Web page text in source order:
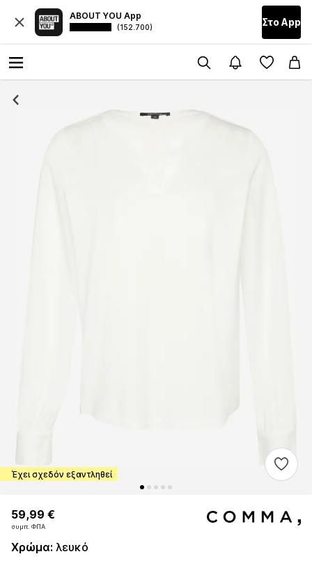
ABOUT YOU App
(152.700) Στο Αpp
Έχει σχεδόν εξαντληθεί
59,99 €
συμπ. ΦΠΑ
59,99 €
συμπ. ΦΠΑ
Χρώμα: λευκό